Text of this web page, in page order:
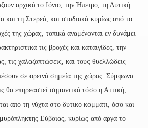
αρχικά το Ιόνιο, την Ήπειρο, τη Δυτική
και τη Στερεά, και σταδιακά κυρίως από το
της χώρας, τοπικά αναμένονται εν δυνάμει
τις βροχές και καταιγίδες, την
τις χαλαζοπτώσεις, και τους θυελλώδεις
σε ορεινά σημεία της χώρας. Σύμφωνα
θα επηρεαστεί σημαντικά τόσο η Αττική,
από τη νύχτα στο δυτικό κομμάτι, όσο και
Εύβοιας, κυρίως από αργά το